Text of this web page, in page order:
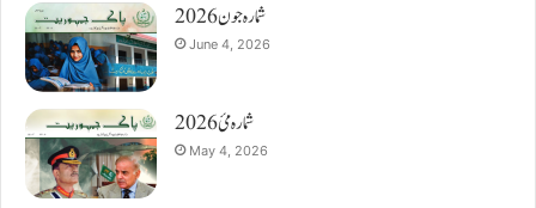
شمارہ جون 2026
June 4, 2026
شمارہ مئ 2026
May 4, 2026